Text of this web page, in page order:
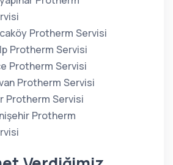
Protherm Servisi
Protherm Servisi
Protherm Servisi
Protherm Servisi
Protherm Servisi
Protherm